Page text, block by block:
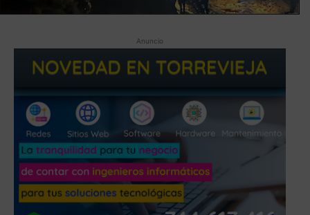
Anuncio